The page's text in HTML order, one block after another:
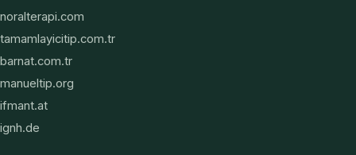
noralterapi.com
tamamlayicitip.com.tr
barnat.com.tr
manueltip.org
ifmant.at
ignh.de